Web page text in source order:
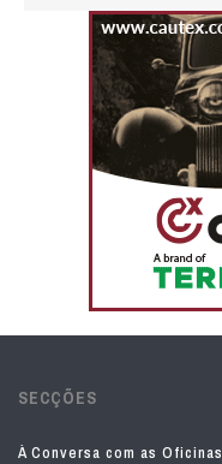
SECÇÕES
À Conversa com as Oficinas